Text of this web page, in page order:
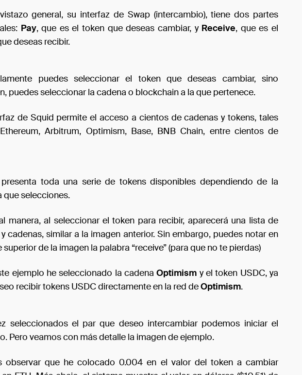
general, su interfaz de Swap (intercambio), tiene dos partes
Pay, que es el token que deseas cambiar, y Receive, que es el
deseas recibir.
puedes seleccionar el token que deseas cambiar, sino
puedes seleccionar la cadena o blockchain a la que pertenece.
de Squid permite el acceso a cientos de cadenas y tokens, tales
Arbitrum, Optimism, Base, BNB Chain, entre cientos de
toda una serie de tokens disponibles dependiendo de la
que selecciones.
manera, al seleccionar el token para recibir, aparecerá una lista de
cadenas, similar a la imagen anterior. Sin embargo, puedes notar en
superior de la imagen la palabra “receive” (para que no te pierdas)
ejemplo he seleccionado la cadenaOptimism y el token USDC, ya
recibir tokens USDC directamente en la red deOptimism.
seleccionados el par que deseo intercambiar podemos iniciar el
Pero veamos con más detalle la imagen de ejemplo.
observar que he colocado 0.004 en el valor del token a cambiar